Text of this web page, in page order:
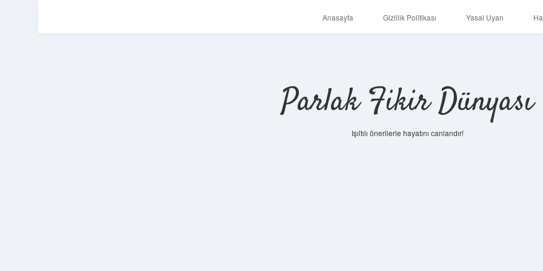
Anasayfa Gizlilik Politikası Yasal Uyarı
Parlak Fikir Dünyası
Işıltılı önerilerle hayatını canlandır!